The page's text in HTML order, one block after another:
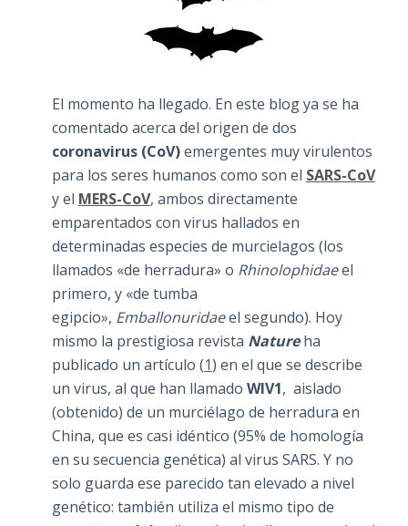
El momento ha llegado. En este blog ya se ha
comentado acerca del origen de dos
coronavirus (CoV)emergentes muy virulentos
para los seres humanos como son el SARS-CoV
y el MERS-CoV, ambos directamente
emparentados con virus hallados en
determinadas especies de murcielagos (los
llamados «de herradura» o Rhinolophidaeel
primero, y «de tumba
egipcio», Emballonuridaeel segundo). Hoy
mismo la prestigiosa revista Nature ha
publicado un artículo (1) en el que se describe
un virus, al que han llamado WIV1, aislado
(obtenido) de un murciélago de herradura en
China, que es casi idéntico (95% de homología
en su secuencia genética) al virus SARS. Y no
solo guarda ese parecido tan elevado a nivel
genético: también utiliza el mismo tipo de